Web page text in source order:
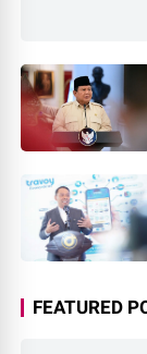
FEATURED